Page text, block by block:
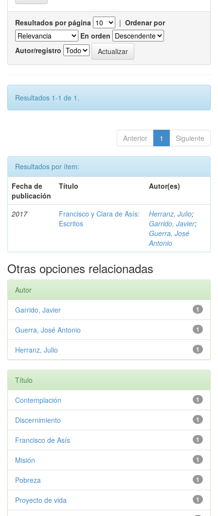
Resultados por página | Ordenar por
En orden
Autor/registro
Resultados 1-1 de 1.
Anterior 1 Siguiente
Resultados por ítem:
Fecha de
publicación
Título Autor(es)
2017
Francisco y Clara de Asís:
Escritos
Herranz, Julio;
Garrido, Javier;
Guerra, José
Antonio
Otras opciones relacionadas
Autor
1
Garrido, Javier
1
Guerra, José Antonio
1
Herranz, Julio
Título
1
Contemplación
1
Discernimiento
1
Francisco de Asís
1
Misión
1
Pobreza
1
Proyecto de vida